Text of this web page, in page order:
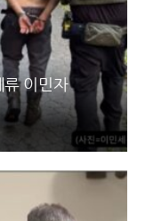
이민자